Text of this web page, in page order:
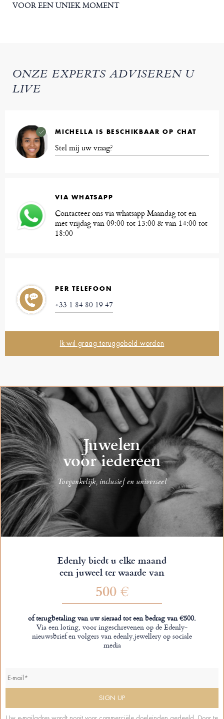
VOOR EEN UNIEK MOMENT
ONZE EXPERTS ADVISEREN U
LIVE
MICHELLA IS BESCHIKBAAR OP CHAT
Stel mij uw vraag?
VIA WHATSAPP
Contacteer ons via whatsapp Maandag tot en
met vrijdag van 09:00 tot 13:00 & van 14:00 tot
18:00
PER TELEFOON
+33 1 84 80 19 47
Ik wil graag teruggebeld worden
Juwelen
voor iedereen
Toegankelijk, inclusief en universeel
Edenly biedt u elke maand
een juweel ter waarde van
500 €
of terugbetaling van uw sieraad tot een bedrag van €500.
Via een loting, voor ingeschrevenen op de Edenly-
nieuwsbrief en volgers van edenly.jewellery op sociale
media